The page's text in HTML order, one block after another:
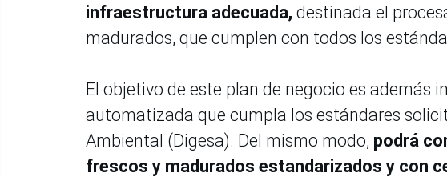
infraestructura adecuada, destinada el
madurados, que cumplen con todos los
El objetivo de este plan de negocio es además
automatizada que cumpla los estándares
Ambiental (Digesa). Del mismo modo, podrá
frescos y madurados estandarizados y con